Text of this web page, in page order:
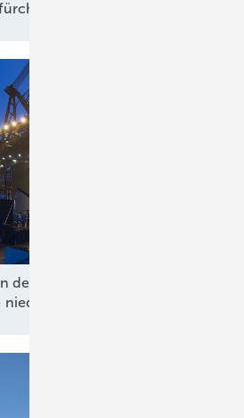
Fadenriss und plädiert für
der Windbranche:
als